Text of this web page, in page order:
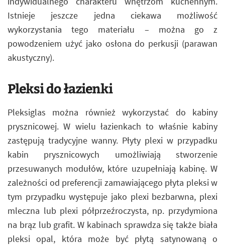
Istnieje jeszcze jedna ciekawa możliwość
wykorzystania tego materiału – można go z
powodzeniem użyć jako osłona do perkusji (parawan
akustyczny).
Pleksi do łazienki
Pleksiglas można również wykorzystać do kabiny
prysznicowej. W wielu łazienkach to właśnie kabiny
zastępują tradycyjne wanny. Płyty plexi w przypadku
kabin prysznicowych umożliwiają stworzenie
przesuwanych modułów, które uzupełniają kabinę. W
zależności od preferencji zamawiającego płyta pleksi w
tym przypadku występuje jako plexi bezbarwna, plexi
mleczna lub plexi półprzeźroczysta, np. przydymiona
na brąz lub grafit. W kabinach sprawdza się także biała
pleksi opal, która może być płytą satynowaną o